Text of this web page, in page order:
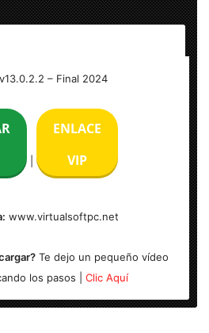
– Final 2024
ENLACE
VIP
www.virtualsoftpc.net
Te dejo un pequeño vídeo
los pasos | Clic Aquí